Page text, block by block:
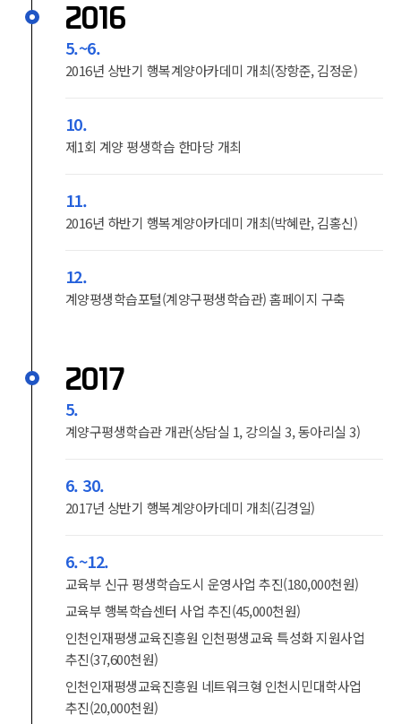
2016
5.~6.
2016년 상반기 행복계양아카데미 개최(장항준, 김정운)
10.
제1회 계양 평생학습 한마당 개최
11.
2016년 하반기 행복계양아카데미 개최(박혜란, 김홍신)
12.
계양평생학습포털(계양구평생학습관) 홈페이지 구축
2017
5.
계양구평생학습관 개관(상담실 1, 강의실 3, 동아리실 3)
6. 30.
2017년 상반기 행복계양아카데미 개최(김경일)
6.~12.
교육부 신규 평생학습도시 운영사업 추진(180,000천원)
교육부 행복학습센터 사업 추진(45,000천원)
인천인재평생교육진흥원 인천평생교육 특성화 지원사업
추진(37,600천원)
인천인재평생교육진흥원 네트워크형 인천시민대학사업
추진(20,000천원)